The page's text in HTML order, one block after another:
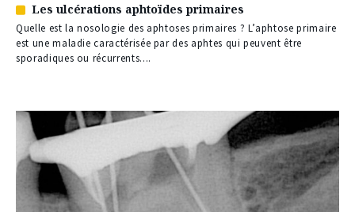
Article
réservé
à
nos
Les ulcérations aphtoïdes primaires
Quelle est la nosologie des aphtoses primaires ? L’aphtose primaire
est une maladie caractérisée par des aphtes qui peuvent être
sporadiques ou récurrents....